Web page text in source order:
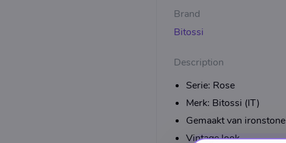
Brand
Bitossi
Description
Serie: Rose
Merk: Bitossi (IT)
Gemaakt van ironstone
Vintage look